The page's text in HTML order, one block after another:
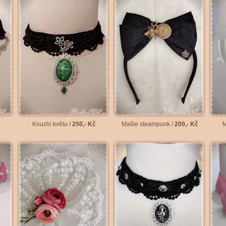
Kouzlo květu /250,- Kč Mašle steampunk /200,- Kč